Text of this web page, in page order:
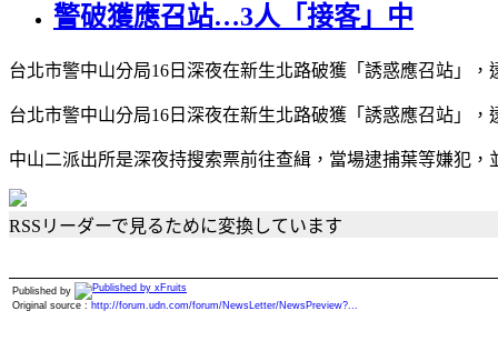
警破獲應召站…3人「接客」中
台北市警中山分局16日深夜在新生北路破獲「誘惑應召站」
台北市警中山分局16日深夜在新生北路破獲「誘惑應召站」
中山二派出所是深夜持搜索票前往查緝，當場逮捕葉等嫌犯
RSSリーダーで見るために変換しています
Published by
Original source : http://forum.udn.com/forum/NewsLetter/NewsPreview?...